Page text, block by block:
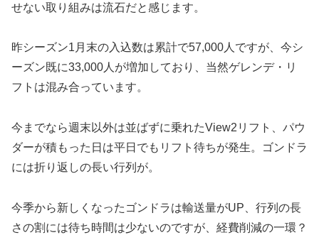
せない取り組みは流石だと感じます。
昨シーズン1月末の入込数は累計で57,000人ですが、今シ
ーズン既に33,000人が増加しており、当然ゲレンデ・リ
フトは混み合っています。
今までなら週末以外は並ばずに乗れたView2リフト、パウ
ダーが積もった日は平日でもリフト待ちが発生。ゴンドラ
には折り返しの長い行列が。
今季から新しくなったゴンドラは輸送量がUP、行列の長
さの割には待ち時間は少ないのですが、経費削減の一環？